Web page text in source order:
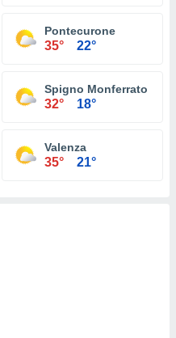
Pontecurone
35° 22°
Spigno Monferrato
32° 18°
Valenza
35° 21°